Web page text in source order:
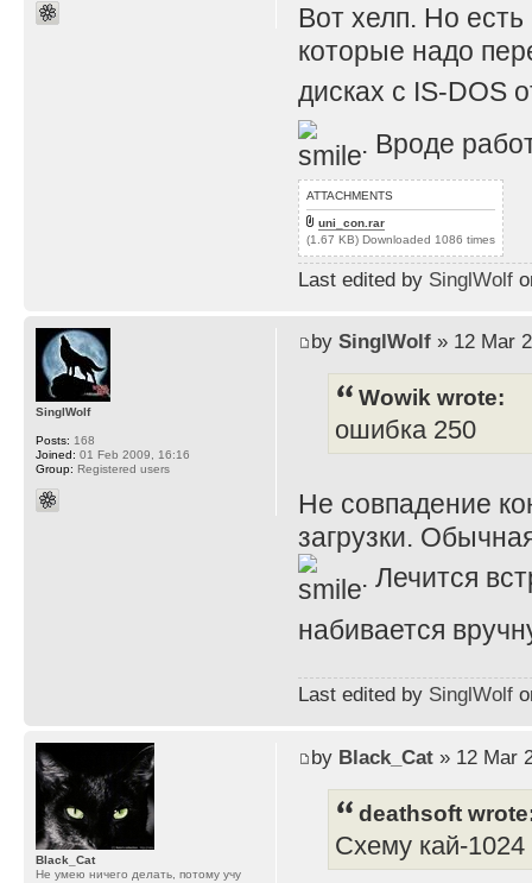
Вот хелп. Но
которые надо
дисках с IS-DOS
. Вроде
ATTACHMENTS
uni_con.rar
(1.67 KB) Downloaded 1086 times
Last edited by SinglWolf
by SinglWolf» 12 Mar
Wowik wrote:
ошибка 250
Не совпадение
загрузки.
. Лечится
набивается
Last edited by SinglWolf
SinglWolf
Posts: 168
Joined: 01 Feb 2009, 16:16
Group: Registered users
by Black_Cat» 12 Mar
deathsoft
Схему кай-1024
Black_Cat
Не умею ничего делать, потому учу